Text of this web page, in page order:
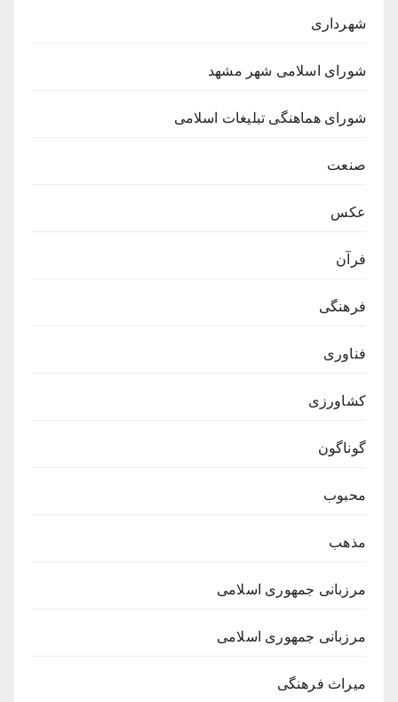
شهرداری
شورای اسلامی شهر مشهد
شورای هماهنگی تبلیغات اسلامی
صنعت
عکس
فرآن
فرهنگی
فناوری
کشاورزی
گوناگون
محبوب
مذهب
مرزبانی جمهوری اسلامی
مرزبانی جمهوری اسلامی
میراث فرهنگی